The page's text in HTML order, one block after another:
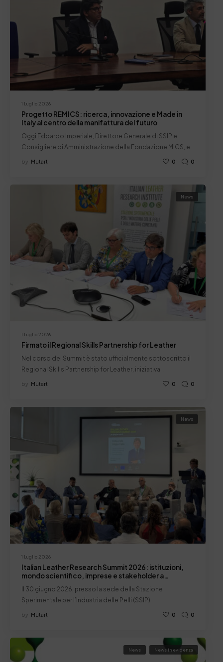
1 Luglio 2026
Progetto REMICS: ricerca, innovazione e Made in
Italy al centro della manifattura del futuro
Oggi Edoardo Imperiale, Direttore Generale di SSIP e
Consigliere di Amministrazione della Fondazione MICS, e…
by Mutart 0 0
1 Luglio 2026
News
Firmato il Regional Skills Partnership for Leather
Nel corso del Summit è stato ufficialmente sottoscritto il
Regional Skills Partnership for Leather, iniziativa…
by Mutart 0 0
1 Luglio 2026
News
Italian Leather Research Summit 2026: istituzioni,
mondo scientifico, imprese e stakeholder a
Il 30 giugno 2026, presso la sede della Stazione
Sperimentale per l’Industria delle Pelli (SSIP)…
by Mutart 0 0
News News in evidenza